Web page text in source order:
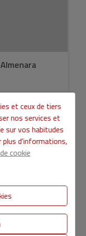
2 4 2
et ceux de tiers
nos services et
sur vos habitudes
plus d'informations,
cookie